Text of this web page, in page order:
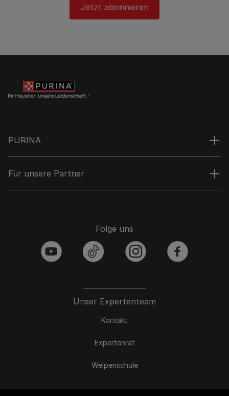
Jetzt abonnieren
PURINA
Für unsere Partner
Unser Expertenteam
Kontakt
Expertenrat
Welpenschule
Folge uns
youtube tiktok instagram facebook